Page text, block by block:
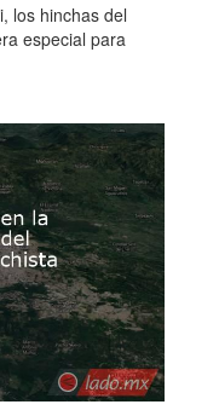
los hinchas del
especial para